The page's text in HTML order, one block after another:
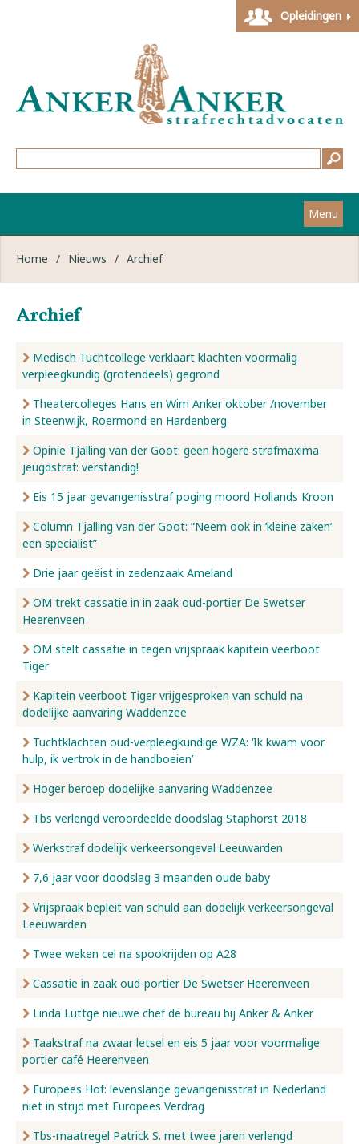
Opleidingen
Menu
Home
Strafzaken
Werkwijze
Nieuws
Over ons
Contact
Home / Nieuws / Archief
Archief
Medisch Tuchtcollege verklaart klachten voormalig
verpleegkundig (grotendeels) gegrond
Theatercolleges Hans en Wim Anker oktober /november
in Steenwijk, Roermond en Hardenberg
Opinie Tjalling van der Goot: geen hogere strafmaxima
jeugdstraf: verstandig!
Eis 15 jaar gevangenisstraf poging moord Hollands Kroon
Column Tjalling van der Goot: “Neem ook in ‘kleine zaken’
een specialist”
Drie jaar geëist in zedenzaak Ameland
OM trekt cassatie in in zaak oud-portier De Swetser
Heerenveen
OM stelt cassatie in tegen vrijspraak kapitein veerboot
Tiger
Kapitein veerboot Tiger vrijgesproken van schuld na
dodelijke aanvaring Waddenzee
Tuchtklachten oud-verpleegkundige WZA: ‘Ik kwam voor
hulp, ik vertrok in de handboeien’
Hoger beroep dodelijke aanvaring Waddenzee
Tbs verlengd veroordeelde doodslag Staphorst 2018
Werkstraf dodelijk verkeersongeval Leeuwarden
7,6 jaar voor doodslag 3 maanden oude baby
Vrijspraak bepleit van schuld aan dodelijk verkeersongeval
Leeuwarden
Twee weken cel na spookrijden op A28
Cassatie in zaak oud-portier De Swetser Heerenveen
Linda Luttge nieuwe chef de bureau bij Anker & Anker
Taakstraf na zwaar letsel en eis 5 jaar voor voormalige
portier café Heerenveen
Europees Hof: levenslange gevangenisstraf in Nederland
niet in strijd met Europees Verdrag
Tbs-maatregel Patrick S. met twee jaren verlengd